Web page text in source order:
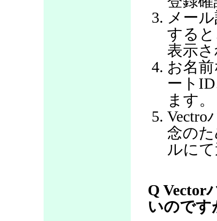
メー
する
表示
お名
ート
ます。
Vectro
念の
ルに
Q Vector
いのです